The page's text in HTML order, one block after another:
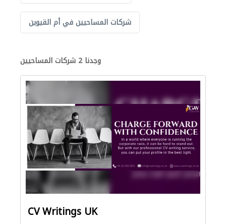
شركات المساحيين في أم القيوين
وجدنا 2 شركات المساحيين
CV Writings UK